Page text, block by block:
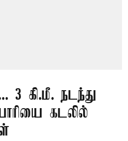
3 கி.மீ. நடந்து
கடலில்